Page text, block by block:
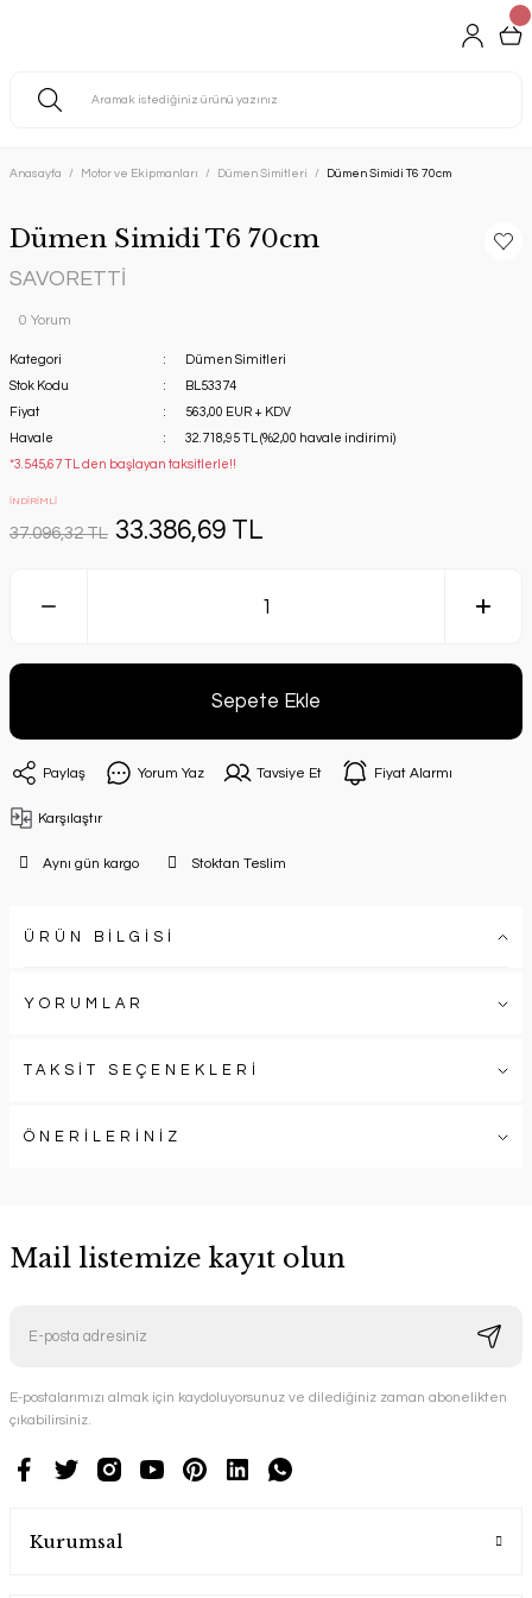
Anasayfa Motor ve Ekipmanları Dümen Simitleri Dümen Simidi T6 70cm
Dümen Simidi T6 70cm
SAVORETTİ
0 Yorum
Kategori
Dümen Simitleri
Stok Kodu
BL53374
Fiyat
563,00 EUR + KDV
Havale
32.718,95 TL (%2,00 havale indirimi)
*3.545,67 TL den başlayan taksitlerle!!
İNDİRİMLİ
37.096,32 TL 33.386,69 TL
Sepete Ekle
Paylaş Yorum Yaz Tavsiye Et Fiyat Alarmı
Karşılaştır
Aynı gün kargo Stoktan Teslim
ÜRÜN BİLGİSİ
YORUMLAR
TAKSİT SEÇENEKLERİ
ÖNERİLERİNİZ
Mail listemize kayıt olun
E-postalarımızı almak için kaydoluyorsunuz ve dilediğiniz zaman abonelikten
çıkabilirsiniz.
Kurumsal